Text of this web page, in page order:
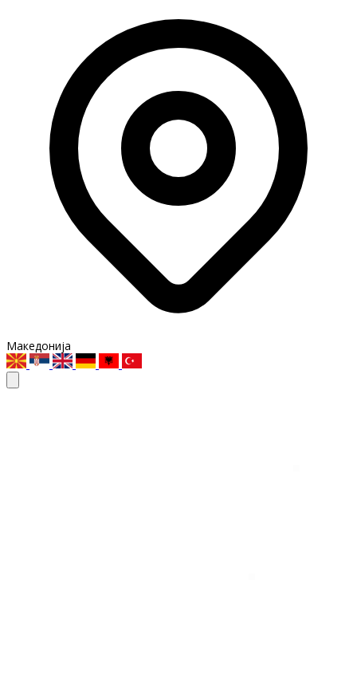
Македонија